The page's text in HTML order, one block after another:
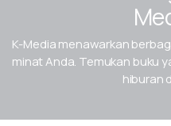
K-Media menawarkan
minat Anda. Temukan buku
hiburan